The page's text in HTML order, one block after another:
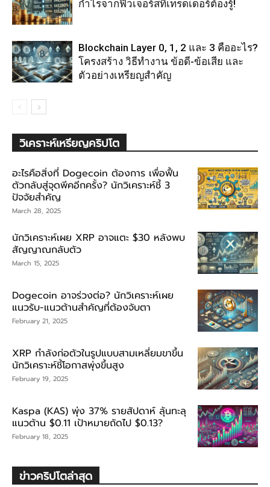
กำไรจากฟิวเจอร์สที่เทรดเดอร์ต้องรู้!
Blockchain Layer 0, 1, 2 และ 3 คืออะไร?
โครงสร้าง วิธีทำงาน ข้อดี-ข้อเสีย และ
ตัวอย่างเหรียญสำคัญ
วิเคราะห์เหรียญคริปโต
อะไรคือสิ่งที่ Dogecoin ต้องการ เพื่อฟื้น
ตัวกลับสู่จุดพีคอีกครั้ง? นักวิเคราะห์ชี้ 3
ปัจจัยสำคัญ
March 28, 2025
นักวิเคราะห์เผย XRP อาจแตะ $30 หลังพบ
สัญญาณกลับตัว
March 15, 2025
Dogecoin อาจร่วงต่อ? นักวิเคราะห์เผย
แนวรับ-แนวต้านสำคัญที่ต้องจับตา
February 21, 2025
XRP กำลังก่อตัวในรูปแบบสามเหลี่ยมขาขึ้น
นักวิเคราะห์ชี้โอกาสพุ่งขึ้นสูง
February 19, 2025
Kaspa (KAS) พุ่ง 37% รายสัปดาห์ ลุ้นทะลุ
แนวต้าน $0.11 เป้าหมายถัดไป $0.13?
February 18, 2025
ข่าวคริปโตล่าสุด